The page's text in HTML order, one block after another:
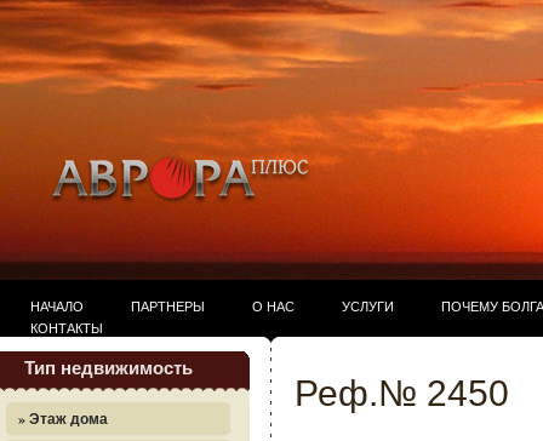
НАЧАЛО ПАРТНЕРЫ О НАС УСЛУГИ
ПОЧЕМУ
КОНТАКТЫ
Тип недвижимость
» Этаж дома
Реф.№ 2450